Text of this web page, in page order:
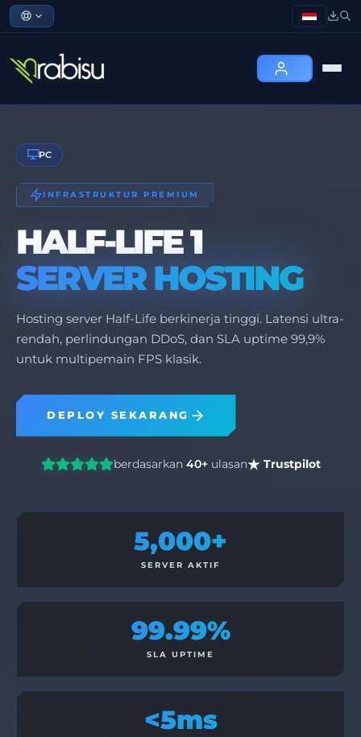
PC
INFRASTRUKTUR PREMIUM
HALF-LIFE 1
SERVER HOSTING
Hosting server Half-Life berkinerja tinggi. Latensi ultra-
rendah, perlindungan DDoS, dan SLA uptime 99,9%
untuk multipemain FPS klasik.
DEPLOY SEKARANG
berdasarkan 40+ulasan Trustpilot
5,000+
SERVER AKTIF
99.99%
SLA UPTIME
<5ms